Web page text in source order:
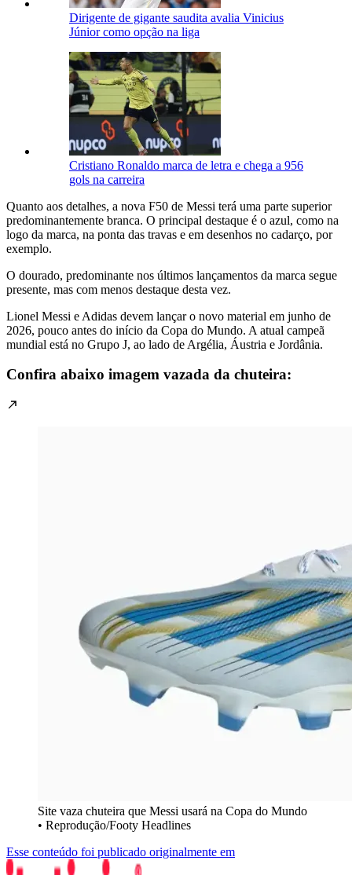
Dirigente de gigante saudita avalia Vinicius
Júnior como opção na liga
Cristiano Ronaldo marca de letra e chega a 956
gols na carreira
Quanto aos detalhes, a nova F50 de Messi terá uma parte superior
predominantemente branca. O principal destaque é o azul, como na
logo da marca, na ponta das travas e em desenhos no cadarço, por
exemplo.
O dourado, predominante nos últimos lançamentos da marca segue
presente, mas com menos destaque desta vez.
Lionel Messi e Adidas devem lançar o novo material em junho de
2026, pouco antes do início da Copa do Mundo. A atual campeã
mundial está no Grupo J, ao lado de Argélia, Áustria e Jordânia.
Confira abaixo imagem vazada da chuteira:
Site vaza chuteira que Messi usará na Copa do Mundo
• Reprodução/Footy Headlines
Esse conteúdo foi publicado originalmente em